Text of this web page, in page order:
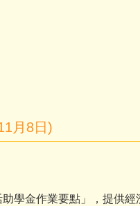
月8日)
學金作業要點」，提供經